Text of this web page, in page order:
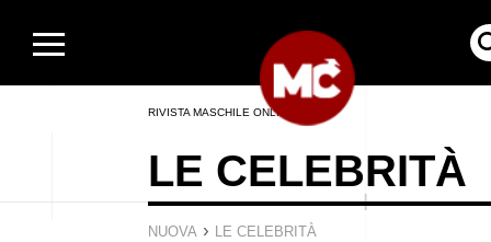
RIVISTA MASCHILE ONLINE
LE CELEBRITÀ
NUOVA › LE CELEBRITÀ